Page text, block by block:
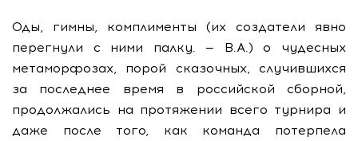
Оды, гимны, комплименты (их создатели явно
перегнули с ними палку. — В.А.) о чудесных
метаморфозах, порой сказочных, случившихся
за последнее время в российской сборной,
продолжались на протяжении всего турнира и
даже после того, как команда потерпела